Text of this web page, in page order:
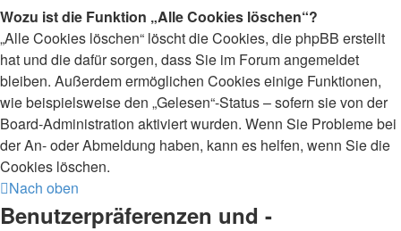
Wozu ist die Funktion „Alle Cookies löschen“?
„Alle Cookies löschen“ löscht die Cookies, die phpBB erstellt
hat und die dafür sorgen, dass Sie im Forum angemeldet
bleiben. Außerdem ermöglichen Cookies einige Funktionen,
wie beispielsweise den „Gelesen“-Status – sofern sie von der
Board-Administration aktiviert wurden. Wenn Sie Probleme bei
der An- oder Abmeldung haben, kann es helfen, wenn Sie die
Cookies löschen.
Nach oben
Benutzerpräferenzen und -